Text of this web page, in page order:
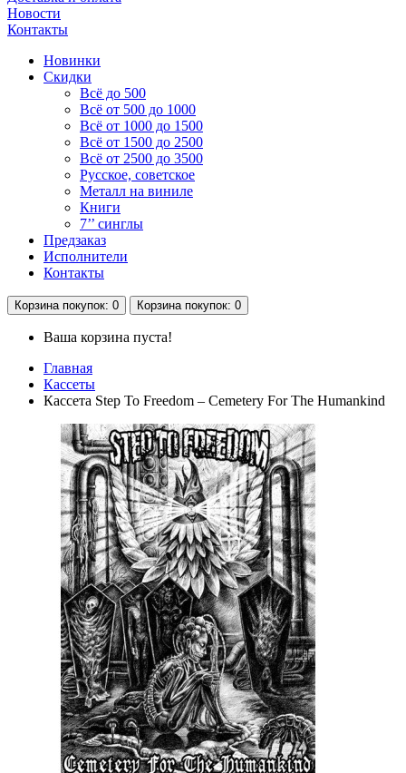
Новости
Контакты
Новинки
Скидки
Всё до 500
Всё от 500 до 1000
Всё от 1000 до 1500
Всё от 1500 до 2500
Всё от 2500 до 3500
Русское, советское
Металл на виниле
Книги
7’’ синглы
Предзаказ
Исполнители
Контакты
Корзина покупок: 0 Корзина покупок: 0
Ваша корзина пуста!
Главная
Кассеты
Кассета Step To Freedom – Cemetery For The Humankind